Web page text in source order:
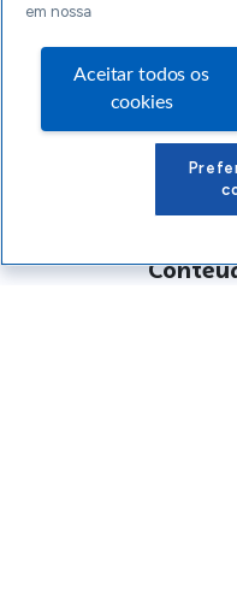
em nossa
Aceitar todos os
cookies